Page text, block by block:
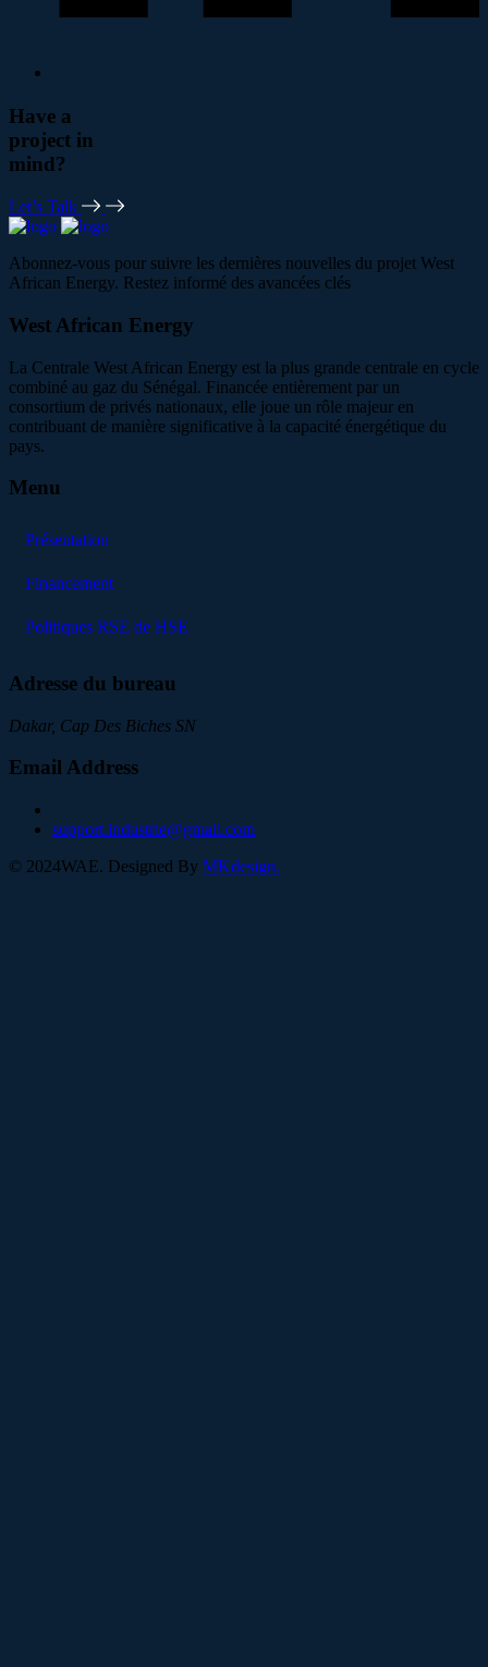
Have a
project in
mind?
Let’s Talk
Abonnez-vous pour suivre les dernières nouvelles du projet West
African Energy. Restez informé des avancées clés
West African Energy
La Centrale West African Energy est la plus grande centrale en cycle
combiné au gaz du Sénégal. Financée entièrement par un
consortium de privés nationaux, elle joue un rôle majeur en
contribuant de manière significative à la capacité énergétique du
pays.
Menu
Présentation
Financement
Politiques RSE de HSE
Adresse du bureau
Dakar, Cap Des Biches SN
Email Address
support.industrie@gmail.com
© 2024WAE. Designed By MKdesign.